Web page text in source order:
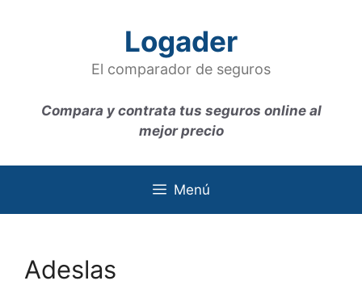
Logader
El comparador de seguros
Compara y contrata tus seguros online al
mejor precio
Menú
Adeslas